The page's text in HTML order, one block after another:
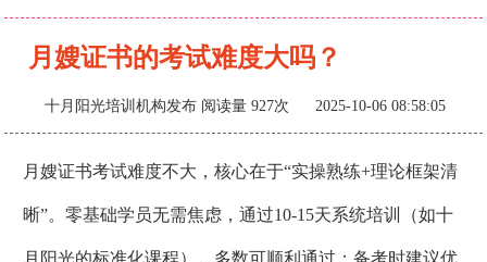
月嫂证书的考试难度大吗？
十月阳光培训机构发布 阅读量 927次 2025-10-06 08:58:05
月嫂证书考试难度不大，核心在于“实操熟练+理论框架清
晰”。零基础学员无需焦虑，通过10-15天系统培训（如十
月阳光的标准化课程），多数可顺利通过；备考时建议优